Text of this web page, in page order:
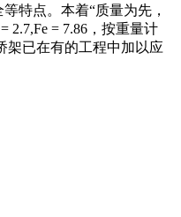
特点。本着“质量为先，
2.7,Fe = 7.86，按重量计
架已在有的工程中加以应